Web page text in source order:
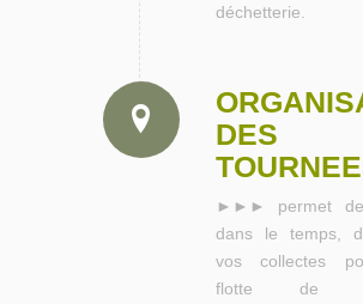
déchetterie.
DES
►►► permet de
dans le temps,
vos collectes
flotte de